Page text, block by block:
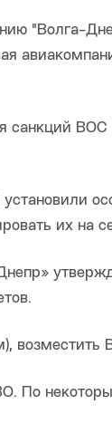
"Волга-
санкций
их на
возместить
По